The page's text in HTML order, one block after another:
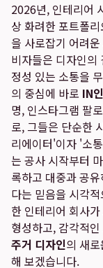
2026년, 인테리어
상 화려한 포트폴
을 사로잡기 어려
비자들은 디자인의
정성 있는 소통을
의 중심에 바로 IN
명, 인스타그램 팔
로, 그들은 단순한
리에이터'이자 '소
는 공사 시작부터
록하고 대중과 공
다는 믿음을 시각
한 인테리어 회사
형성하고, 감각적인
주거 디자인의 새
해 보겠습니다.